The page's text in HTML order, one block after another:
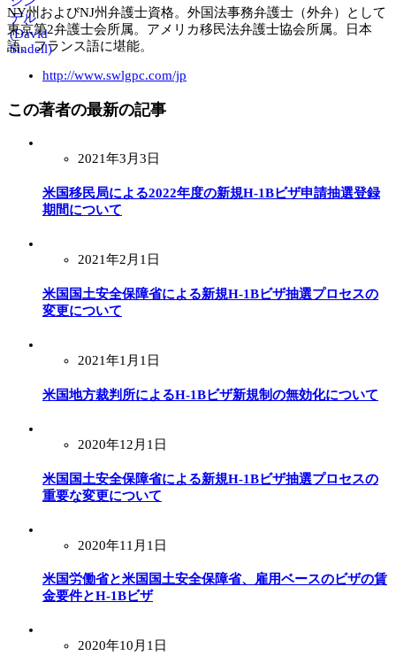
NY州およびNJ州弁護士資格。外国法事務弁護士（外弁）として
東京第2弁護士会所属。アメリカ移民法弁護士協会所属。日本
語、フランス語に堪能。
http://www.swlgpc.com/jp
この著者の最新の記事
2021年3月3日
米国移民局による2022年度の新規H-1Bビザ申請抽選登録
期間について
2021年2月1日
米国国土安全保障省による新規H-1Bビザ抽選プロセスの
変更について
2021年1月1日
米国地方裁判所によるH-1Bビザ新規制の無効化について
2020年12月1日
米国国土安全保障省による新規H-1Bビザ抽選プロセスの
重要な変更について
2020年11月1日
米国労働省と米国国土安全保障省、雇用ベースのビザの賃
金要件とH-1Bビザ
2020年10月1日